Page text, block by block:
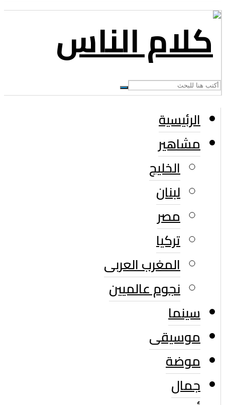
الرئيسية
مشاهير
الخليج
لبنان
مصر
تركيا
المغرب العربى
نجوم عالميين
سينما
موسيقى
موضة
جمال